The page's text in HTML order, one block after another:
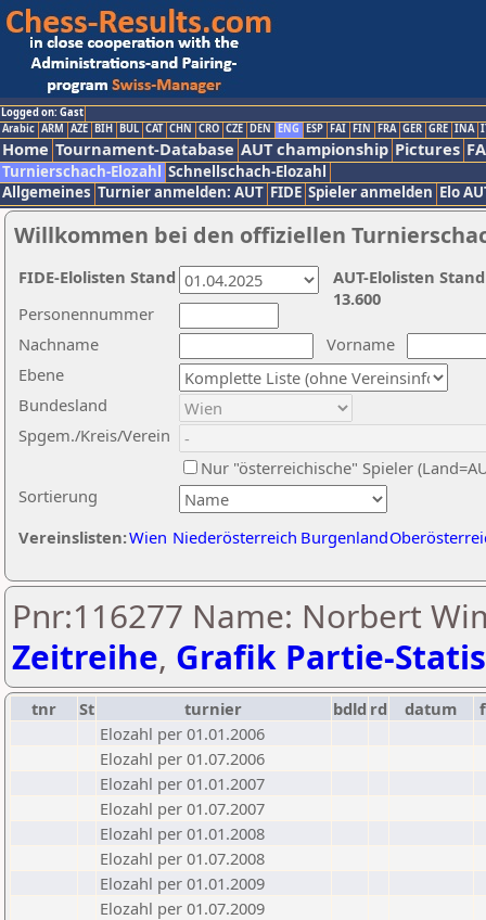
Logged on: Gast
Arabic ARM AZE BIH BUL CAT CHN CRO CZE DEN ENG ESP FAI FIN FRA GER GRE INA
Home Tournament-Database AUT championship Pictures
Turnierschach-Elozahl Schnellschach-Elozahl
Allgemeines Turnier anmelden: AUT FIDE Spieler anmelden Elo
Willkommen bei den offiziellen
Nachname
Vorname
Ebene
Sortierung
Personennummer
Bundesland
Spgem./Kreis/Verein
Nur "österreichische" Spieler
Vereinslisten:Wien Niederösterreich Burgenland
AUT-Elolisten
13.600
FIDE-Elolisten Stand
Pnr:116277 Name: Norbert
Zeitreihe, Grafik Partie-
tnr St turnier bdld rd datum
f
Elozahl per 01.01.2006
Elozahl per 01.07.2006
Elozahl per 01.01.2007
Elozahl per 01.07.2007
Elozahl per 01.01.2008
Elozahl per 01.07.2008
Elozahl per 01.01.2009
Elozahl per 01.07.2009